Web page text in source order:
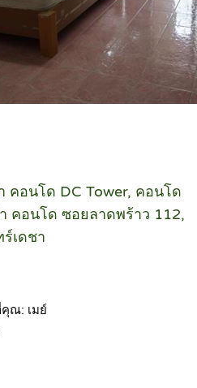
คอนโด DC Tower, คอนโด
คอนโด ซอยลาดพร้าว 112,
เดชา
คุณ: เมย์